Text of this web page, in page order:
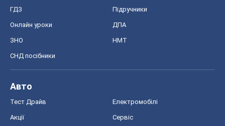
ГДЗ Підручники
Онлайн уроки ДПА
ЗНО НМТ
СНД посібники
Авто
Тест Драйв Електромобілі
Акції Сервіс